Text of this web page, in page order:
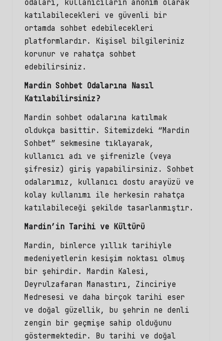
odaları, kullanıcıların anonim olarak
katılabilecekleri ve güvenli bir
ortamda sohbet edebilecekleri
platformlardır. Kişisel bilgileriniz
korunur ve rahatça sohbet
edebilirsiniz.
Mardin Sohbet Odalarına Nasıl
Katılabilirsiniz?
Mardin sohbet odalarına katılmak
oldukça basittir. Sitemizdeki “Mardin
Sohbet” sekmesine tıklayarak,
kullanıcı adı ve şifrenizle (veya
şifresiz) giriş yapabilirsiniz. Sohbet
odalarımız, kullanıcı dostu arayüzü ve
kolay kullanımı ile herkesin rahatça
katılabileceği şekilde tasarlanmıştır.
Mardin’in Tarihi ve Kültürü
Mardin, binlerce yıllık tarihiyle
medeniyetlerin kesişim noktası olmuş
bir şehirdir. Mardin Kalesi,
Deyrulzafaran Manastırı, Zinciriye
Medresesi ve daha birçok tarihi eser
ve doğal güzellik, bu şehrin ne denli
zengin bir geçmişe sahip olduğunu
göstermektedir. Bu tarihi ve doğal